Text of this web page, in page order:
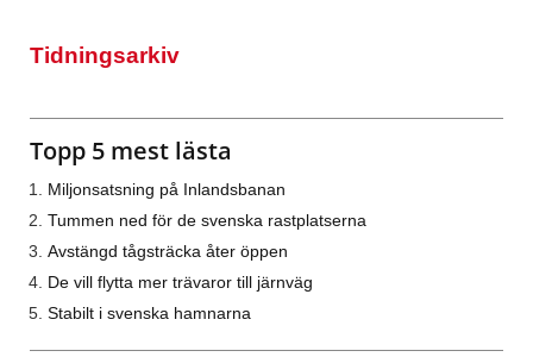
Tidningsarkiv
Topp 5 mest lästa
Miljonsatsning på Inlandsbanan
Tummen ned för de svenska rastplatserna
Avstängd tågsträcka åter öppen
De vill flytta mer trävaror till järnväg
Stabilt i svenska hamnarna